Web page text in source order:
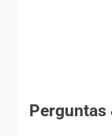
Perguntas